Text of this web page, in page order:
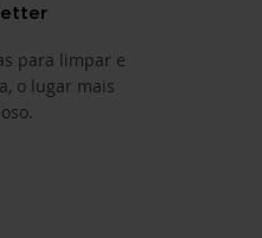
para limpar e
o lugar mais